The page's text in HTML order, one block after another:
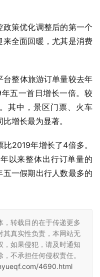
政策优化调整后的第一个
来全面回暖，尤其是消费
整体旅游订单量较去年
五一首日增长一倍。较
其中，景区门票、火车
增长最为显著。
2019年增长了4倍多。
以来整体出行订单量的
五一假期出行人数最多的
，转载目的在于传递更多
其真实性负责，本网站无
，如果侵犯，请及时通知
不承担任何侵权责任。
4690.html